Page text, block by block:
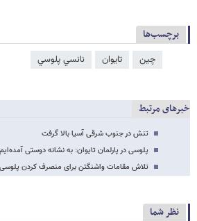
برچسب‌ها
چین تایوان نانسي پلوسي
خبرهای مرتبط
تنش در جنوب شرقی آسیا بالا گرفت
پلوسی در پارلمان تایوان: به نشانه دوستی
تلاش مقامات واشنگتن برای منصرف کردن پلوسی
نظر شما